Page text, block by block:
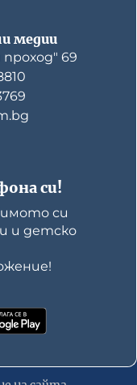
си!
си
и детско
медии
69